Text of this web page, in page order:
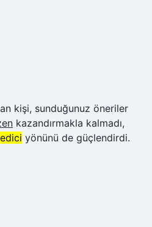
kişi, sunduğunuz öneriler
kazandırmakla kalmadı,
yönünü de güçlendirdi.